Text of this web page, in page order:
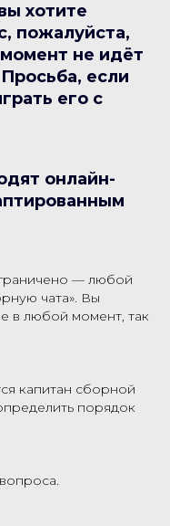
хотите
пожалуйста,
не идёт
если
его с
онлайн-
— любой
чата». Вы
в любой момент, так
капитан сборной
порядок